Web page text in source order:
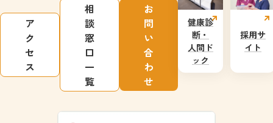
ア
ク
セ
ス
相
談
窓
口
一
覧
お
問
い
合
わ
せ
健康診
断・
人間ド
ック
採用サ
イト